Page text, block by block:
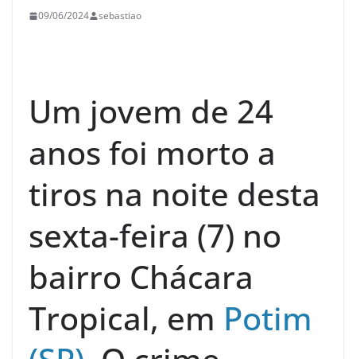
09/06/2024 sebastiao
Um jovem de 24
anos foi morto a
tiros na noite desta
sexta-feira (7) no
bairro Chácara
Tropical, em Potim